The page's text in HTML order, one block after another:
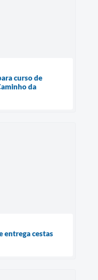
curso de
da
entrega cestas